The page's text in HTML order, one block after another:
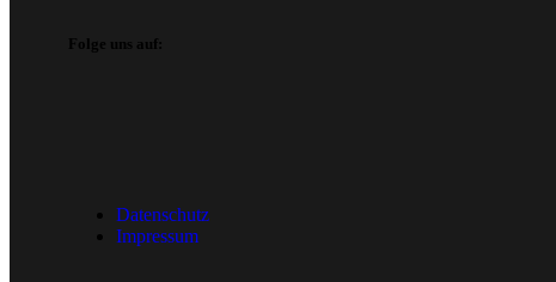
Folge uns auf:
Datenschutz
Impressum